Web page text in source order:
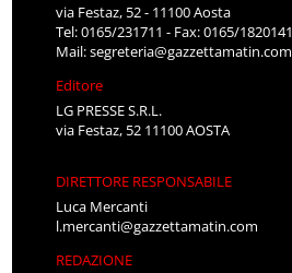
via Festaz, 52 - 11100 Aosta
Tel: 0165/231711 - Fax: 0165/1820141
Mail:segreteria@gazzettamatin.com
Editore
LG PRESSE S.R.L.
via Festaz, 52 11100 AOSTA
DIRETTORE RESPONSABILE
Luca Mercanti
l.mercanti@gazzettamatin.com
REDAZIONE